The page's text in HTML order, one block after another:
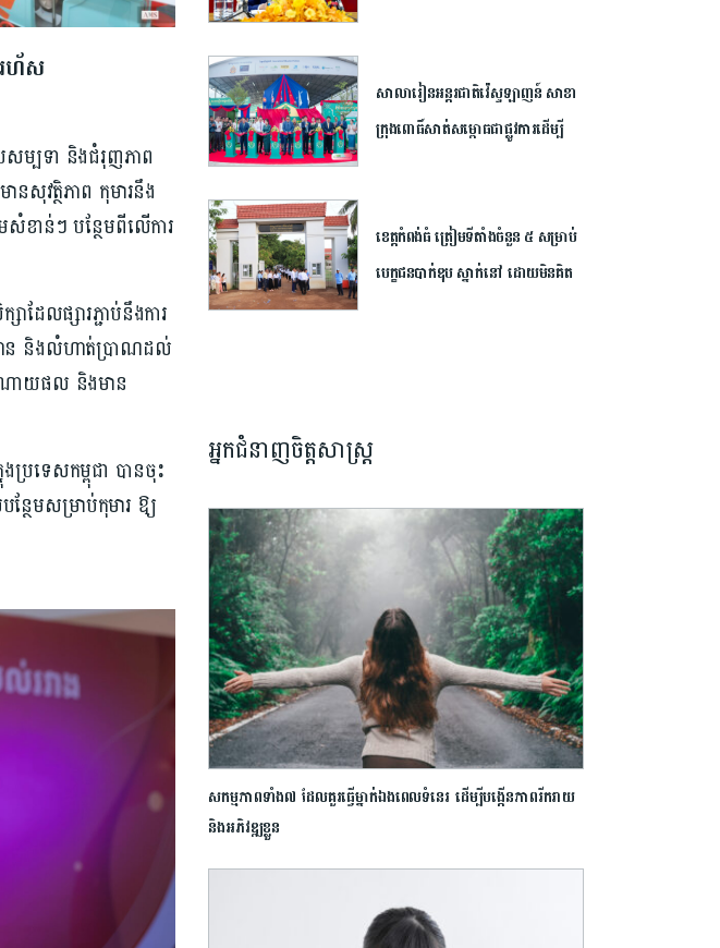
រហ័ស
សម្បទា និងជំរុញភាព
សុវត្ថិភាព កុមារនឹង
សំខាន់ៗ បន្ថែមពីលើការ
ែលផ្សារភ្ជាប់នឹងការ
ហាន និងលំហាត់ប្រាណដល់
ណោយផល និងមាន
រទេសកម្ពុជា បានចុះ
ែមសម្រាប់កុមារ ឱ្យ
សាលារៀន​អន្តរជាតិ​វ៉េស្ទឡាញន៍​ ​សាខា​
ក្រុង​ពោធិ៍សាត់​សម្ពោធ​ជា​ផ្លូវការ​​ដើម្បី​
ខេត្ត​កំពង់ធំ​ ត្រៀម​ទីតាំង​ចំនួន​ ​៥​ ​សម្រាប់​
បេក្ខជន​បាក់ឌុប ស្នាក់នៅ ​ដោយ​មិន​គិត​
អ្នកជំនាញចិត្តសាស្រ្ត
សកម្មភាពទាំង៧ ដែល​គួរធ្វើម្នាក់ឯងពេលទំនេរ ដើម្បីបង្កើនភាពរីករាយ
និងអភិវឌ្ឍខ្លួន